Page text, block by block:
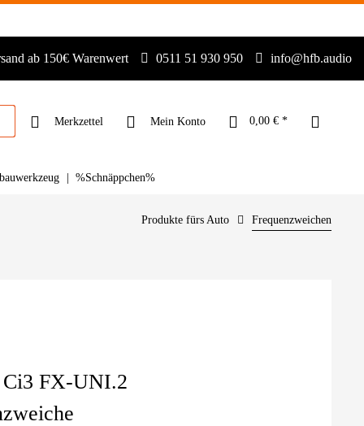
ab 150€ Warenwert 0511 51 930 950 info@hfb.audio
Merkzettel Mein Konto 0,00 € *
%Schnäppchen%
Produkte fürs Auto Frequenzweichen
FX-UNI.2